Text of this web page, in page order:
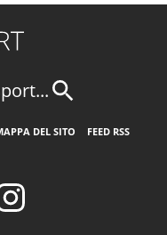
DEL SITO
FEED RSS